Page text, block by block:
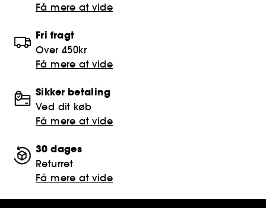
Få mere at vide
Fri fragt
Over 450kr
Få mere at vide
Sikker betaling
Ved dit køb
Få mere at vide
30 dages
Returret
Få mere at vide